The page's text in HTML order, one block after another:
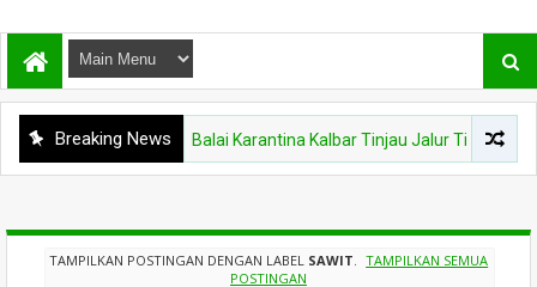
Breaking News
KAPUAS HULU Balai Karantina Kalbar Tinjau Jalur Tidak Resmi
TAMPILKAN POSTINGAN DENGAN LABEL SAWIT. TAMPILKAN SEMUA
POSTINGAN